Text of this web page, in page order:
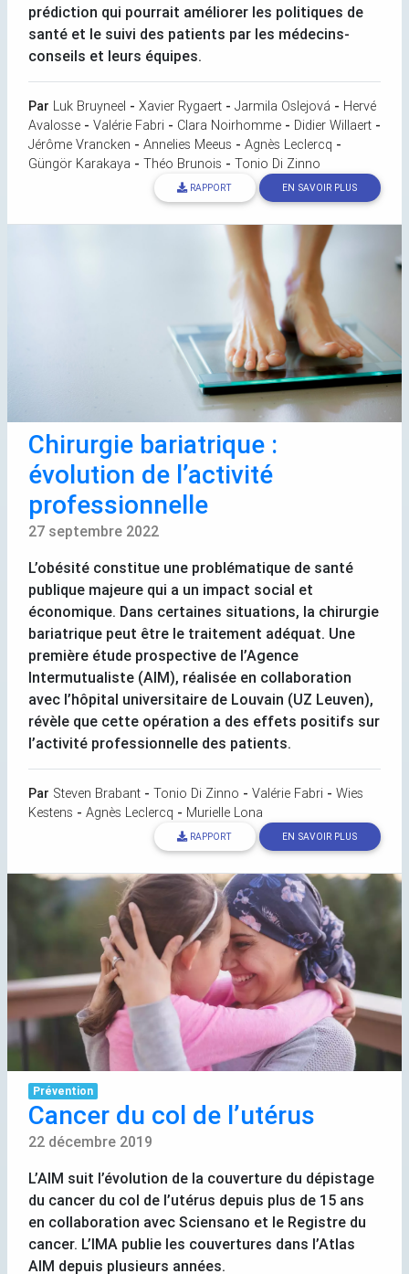
prédiction qui pourrait améliorer les politiques de
santé et le suivi des patients par les médecins-
conseils et leurs équipes.
Par Luk Bruyneel - Xavier Rygaert - Jarmila Oslejová - Hervé
Avalosse - Valérie Fabri - Clara Noirhomme - Didier Willaert -
Jérôme Vrancken - Annelies Meeus - Agnès Leclercq -
Güngör Karakaya - Théo Brunois - Tonio Di Zinno
RAPPORT EN SAVOIR PLUS
Chirurgie bariatrique :
évolution de l’activité
professionnelle
27 septembre 2022
L’obésité constitue une problématique de santé
publique majeure qui a un impact social et
économique. Dans certaines situations, la chirurgie
bariatrique peut être le traitement adéquat. Une
première étude prospective de l’Agence
Intermutualiste (AIM), réalisée en collaboration
avec l’hôpital universitaire de Louvain (UZ Leuven),
révèle que cette opération a des effets positifs sur
l’activité professionnelle des patients.
Par Steven Brabant - Tonio Di Zinno - Valérie Fabri - Wies
Kestens - Agnès Leclercq - Murielle Lona
RAPPORT EN SAVOIR PLUS
Prévention
Cancer du col de l’utérus
22 décembre 2019
L’AIM suit l’évolution de la couverture du dépistage
du cancer du col de l’utérus depuis plus de 15 ans
en collaboration avec Sciensano et le Registre du
cancer. L’IMA publie les couvertures dans l’Atlas
AIM depuis plusieurs années.